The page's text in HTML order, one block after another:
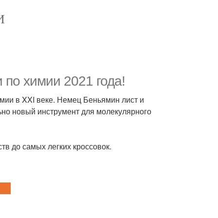
химии 2021 года!
в XXI веке. Немец Беньямин лист и
новый инструмент для молекулярного
до самых легких кроссовок.